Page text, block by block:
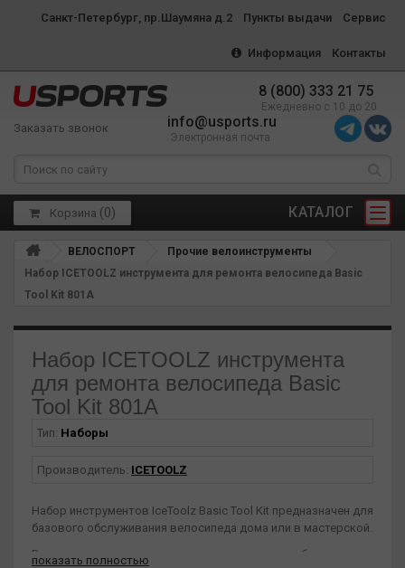
Санкт-Петербург, пр.Шаумяна д.2 Пункты выдачи Сервис
Информация Контакты
8 (800) 333 21 75
Ежедневно с 10 до 20
Заказать звонок info@usports.ru
Электронная почта
КАТАЛОГ
Корзина (0)
ВЕЛОСПОРТ
Прочие велоинструменты
Набор ICETOOLZ инструмента для ремонта велосипеда Basic
Tool Kit 801A
Набор ICETOOLZ инструмента
для ремонта велосипеда Basic
Tool Kit 801A
Тип: Наборы
Производитель: ICETOOLZ
Набор инструментов IceToolz Basic Tool Kit предназначен для
базового обслуживания велосипеда дома или в мастерской.
В комплект входят основные ключи и приспособления,
показать полностью